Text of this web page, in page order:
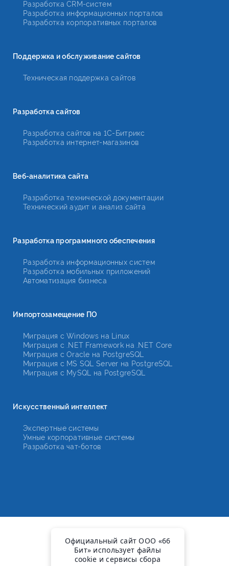
Официальный сайт ООО «66
Бит» использует файлы
cookie и сервисы сбора
Разработка CRM-систем
Разработка информационных порталов
Разработка корпоративных порталов
Поддержка и обслуживание сайтов
Техническая поддержка сайтов
Разработка сайтов
Разработка сайтов на 1С-Битрикс
Разработка интернет-магазинов
Веб-аналитика сайта
Разработка технической документации
Технический аудит и анализ сайта
Разработка программного обеспечения
Разработка информационных систем
Разработка мобильных приложений
Автоматизация бизнеса
Импортозамещение ПО
Миграция с Windows на Linux
Миграция с .NET Framework на .NET Core
Миграция с Oracle на PostgreSQL
Миграция с MS SQL Server на PostgreSQL
Миграция с MySQL на PostgreSQL
Искусственный интеллект
Экспертные системы
Умные корпоративные системы
Разработка чат-ботов